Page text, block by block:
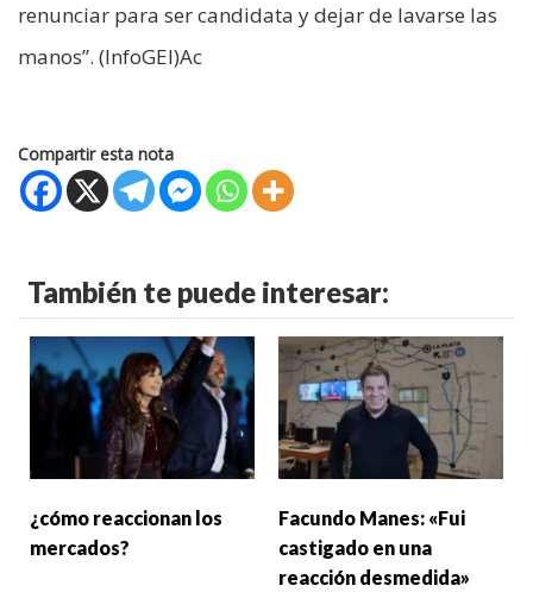
renunciar para ser candidata y dejar de lavarse las
manos”. (InfoGEI)Ac
Compartir esta nota
También te puede interesar:
¿cómo reaccionan los
mercados?
Facundo Manes: «Fui
castigado en una
reacción desmedida»